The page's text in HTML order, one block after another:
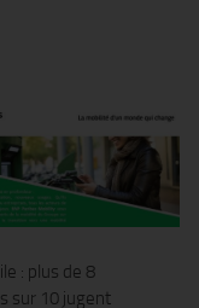
: plus de 8
sur 10 jugent